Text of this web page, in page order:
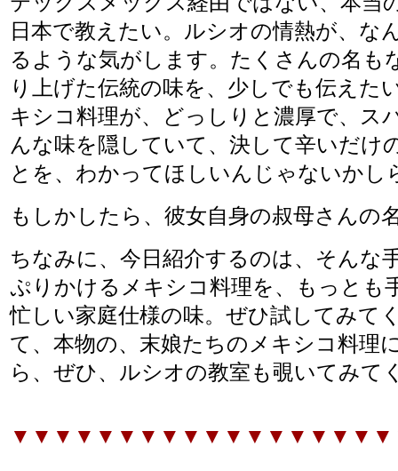
日本で教えたい。ルシオの情熱が、な
るような気がします。たくさんの名も
り上げた伝統の味を、少しでも伝えた
キシコ料理が、どっしりと濃厚で、ス
んな味を隠していて、決して辛いだけ
とを、わかってほしいんじゃないかし
もしかしたら、彼女自身の叔母さんの
ちなみに、今日紹介するのは、そんな
ぷりかけるメキシコ料理を、もっとも
忙しい家庭仕様の味。ぜひ試してみて
て、本物の、末娘たちのメキシコ料理
ら、ぜひ、ルシオの教室も覗いてみて